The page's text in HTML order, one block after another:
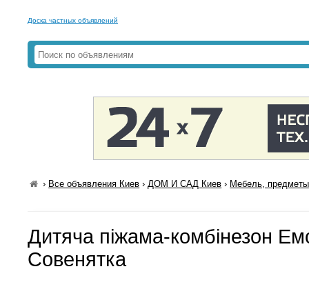
Доска частных объявлений
› Все объявления Киев ›ДОМ И САД Киев › Мебель,
Дитяча піжама-комбінезон
Совенятка